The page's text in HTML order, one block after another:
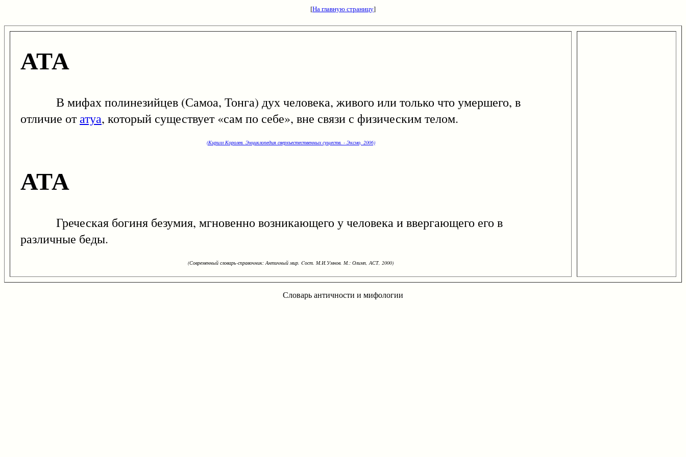
[На главную страницу]
АТА
В мифах полинезийцев (Самоа, Тонга) дух человека, живого или только что умершего, в
отличие отатуа, который существует «сам по себе», вне связи с физическим телом.
(Кирилл Королев. Энциклопедия сверхъестественных существ. - Эксмо, 2006)
АТА
Греческая богиня безумия, мгновенно возникающего у человека и ввергающего его в
различные беды.
(Современный словарь-справочник: Античный мир. Cост. М.И.Умнов. М.: Олимп, АСТ, 2000)
Словарь античности и мифологии